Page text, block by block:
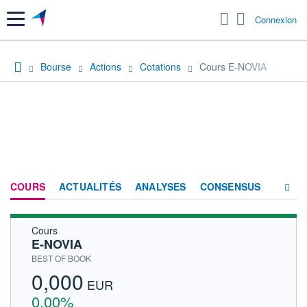
Menu Connexion
Bourse Actions Cotations Cours E-NOVIA
COURS ACTUALITÉS ANALYSES CONSENSUS
Cours
E-NOVIA
BEST OF BOOK
0,000 EUR
0,00%